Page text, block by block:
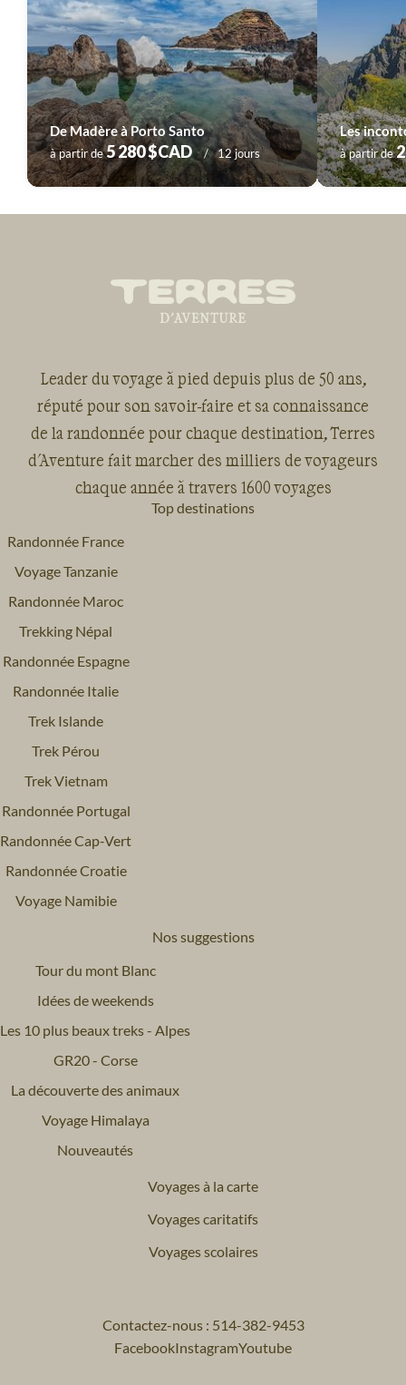
De Madère à Porto Santo
à partir de5 280 $CAD 12 jours
Les
à partir de
Leader du voyage à pied depuis plus de 50 ans,
réputé pour son savoir-faire et sa connaissance
de la randonnée pour chaque destination, Terres
d'Aventure fait marcher des milliers de voyageurs
chaque année à travers 1600 voyages
Top destinations
Randonnée France
Voyage Tanzanie
Randonnée Maroc
Trekking Népal
Randonnée Espagne
Randonnée Italie
Trek Islande
Trek Pérou
Trek Vietnam
Randonnée Portugal
Randonnée Cap-Vert
Randonnée Croatie
Voyage Namibie
Nos suggestions
Tour du mont Blanc
Idées de weekends
Les 10 plus beaux treks - Alpes
GR20 - Corse
La découverte des animaux
Voyage Himalaya
Nouveautés
Voyages à la carte
Voyages caritatifs
Voyages scolaires
Contactez-nous : 514-382-9453
FacebookInstagramYoutube